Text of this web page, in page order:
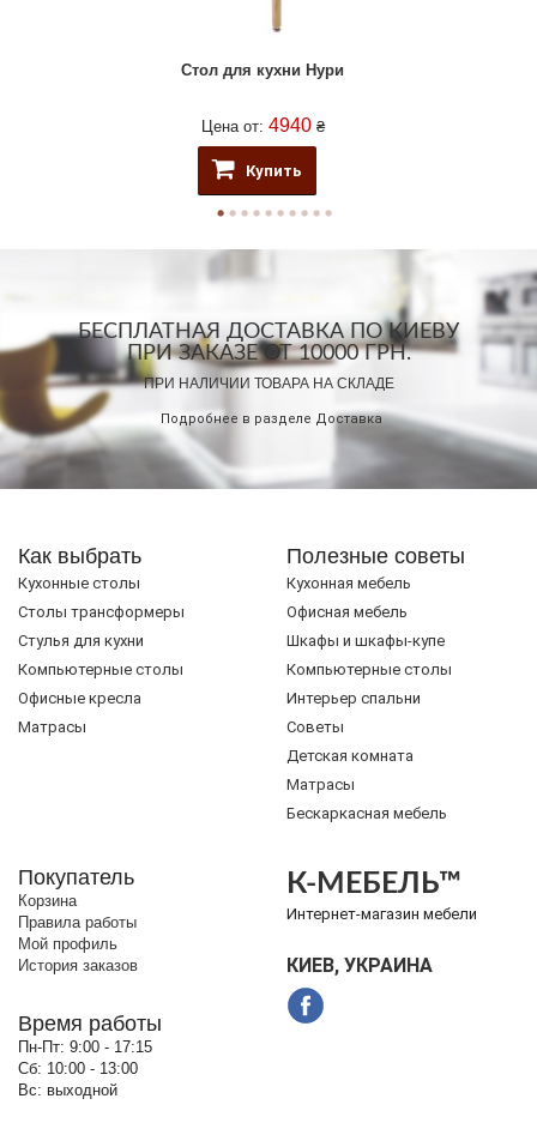
Стол для кухни Нури
Цена от: 4940 ₴
Купить
БЕСПЛАТНАЯ ДОСТАВКА ПО КИЕВУ
ПРИ ЗАКАЗЕ ОТ 10000 ГРН.
ПРИ НАЛИЧИИ ТОВАРА НА СКЛАДЕ
Подробнее в разделе Доставка
Как выбрать
Кухонные столы
Cтолы трансформеры
Стулья для кухни
Компьютерные столы
Офисные кресла
Матрасы
Полезные советы
Кухонная мебель
Офисная мебель
Шкафы и шкафы-купе
Компьютерные столы
Интерьер спальни
Советы
Детская комната
Матрасы
Бескаркасная мебель
Покупатель
Корзина
Правила работы
Мой профиль
История заказов
Время работы
Пн-Пт: 9:00 - 17:15
Сб: 10:00 - 13:00
Вс: выходной
К-МЕБЕЛЬ™
Интернет-магазин мебели
КИЕВ, УКРАИНА